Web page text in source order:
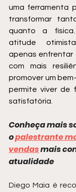
uma ferramenta
transformar
quanto a
atitude
apenas enfrentar
com mais
promover um
permite viver de
satisfatória.
Conheça mais
o palestrante
vendas mais
atualidade
Diego Maia é